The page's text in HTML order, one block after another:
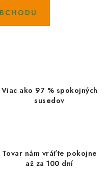
Viac ako 97 % spokojných
susedov
Tovar nám vráťte pokojne
až za 100 dní